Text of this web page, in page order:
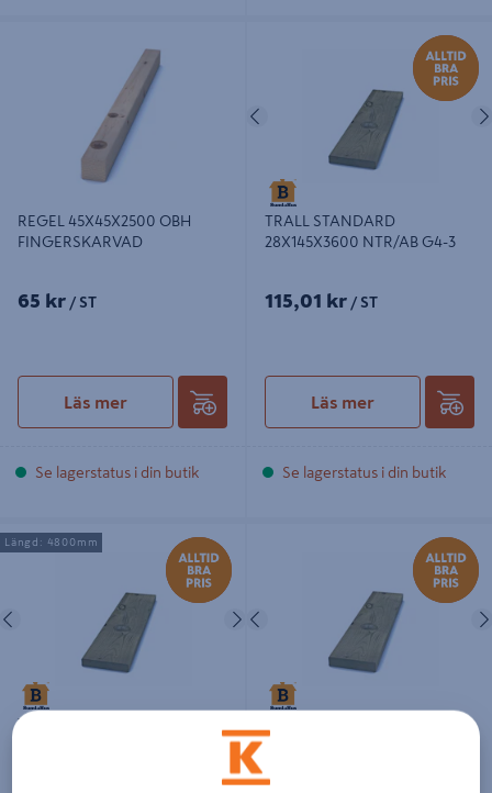
REGEL 45X45X2500 OBH
FINGERSKARVAD
65 kr / ST
Läs mer
Se lagerstatus i din butik
TRALL STANDARD
28X145X3600 NTR/AB G4-3
115,01 kr / ST
Läs mer
Se lagerstatus i din butik
TRALL STANDARD 28X145X4800
NTR/AB G4-3
Nästa
TRALL STANDARD
Längd: 4800mm
TRALL STANDARD 34X145X5100